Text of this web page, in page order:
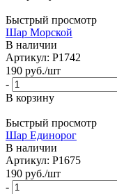
Быстрый просмотр
Шар Морской
В наличии
Артикул: Р1742
190 руб./шт
-
В корзину
Быстрый просмотр
Шар Единорог
В наличии
Артикул: Р1675
190 руб./шт
-